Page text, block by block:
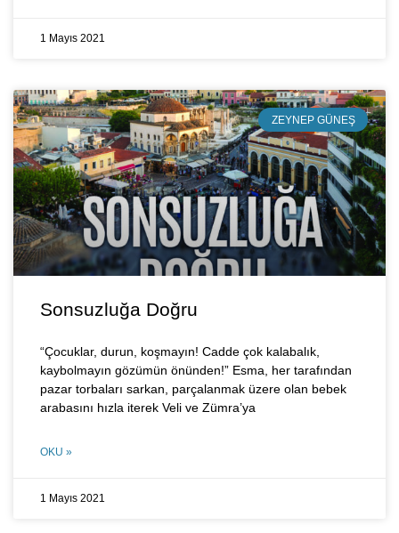
1 Mayıs 2021
ZEYNEP GÜNEŞ
Sonsuzluğa Doğru
“Çocuklar, durun, koşmayın! Cadde çok kalabalık,
kaybolmayın gözümün önünden!” Esma, her tarafından
pazar torbaları sarkan, parçalanmak üzere olan bebek
arabasını hızla iterek Veli ve Zümra’ya
OKU »
1 Mayıs 2021